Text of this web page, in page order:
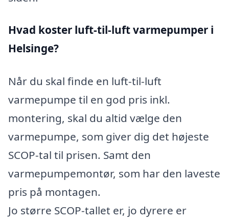
Hvad koster luft-til-luft varmepumper i
Helsinge?
Når du skal finde en luft-til-luft
varmepumpe til en god pris inkl.
montering, skal du altid vælge den
varmepumpe, som giver dig det højeste
SCOP-tal til prisen. Samt den
varmepumpemontør, som har den laveste
pris på montagen.
Jo større SCOP-tallet er, jo dyrere er